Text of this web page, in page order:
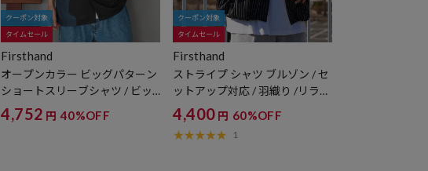
クーポン対象
タイムセール
Firsthand
オープンカラー ビッグパターン
ショートスリーブシャツ / ビッ
グシルエット
4,752 円 40%OFF
クーポン対象
タイムセール
Firsthand
ストライプ シャツ ブルゾン / セ
ットアップ対応 / 羽織り /リラッ
クスフィット
4,400 円 60%OFF
1